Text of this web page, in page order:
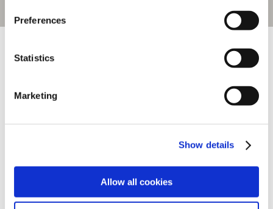
Preferences
Statistics
Marketing
Show details
Allow all cookies
商品コード